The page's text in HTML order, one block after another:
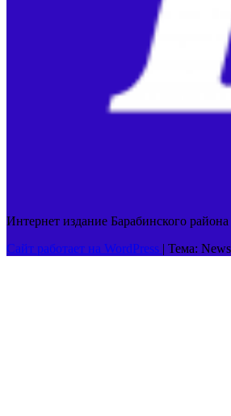
Интернет издание Барабинского района
Сайт работает на WordPress | Тема: